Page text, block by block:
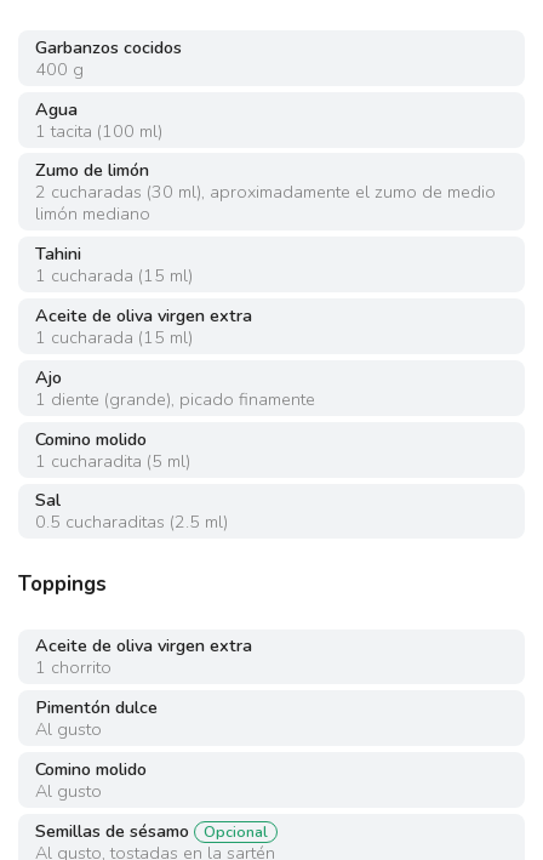
Garbanzos cocidos
400 g
Agua
1 tacita (100 ml)
Zumo de limón
2 cucharadas (30 ml), aproximadamente el zumo de medio
limón mediano
Tahini
1 cucharada (15 ml)
Aceite de oliva virgen extra
1 cucharada (15 ml)
Ajo
1 diente (grande), picado finamente
Comino molido
1 cucharadita (5 ml)
Sal
0.5 cucharaditas (2.5 ml)
Toppings
Aceite de oliva virgen extra
1 chorrito
Pimentón dulce
Al gusto
Comino molido
Al gusto
Semillas de sésamo
Opcional
Al gusto,tostadas en la sartén